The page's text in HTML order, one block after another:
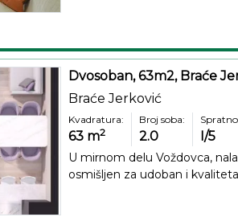
Dvosoban, 63m2, Braće
Braće Jerković
Kvadratura:
63 m2
Broj soba:
2.0 I/5
U mirnom delu Voždovca,
osmišljen za udoban i